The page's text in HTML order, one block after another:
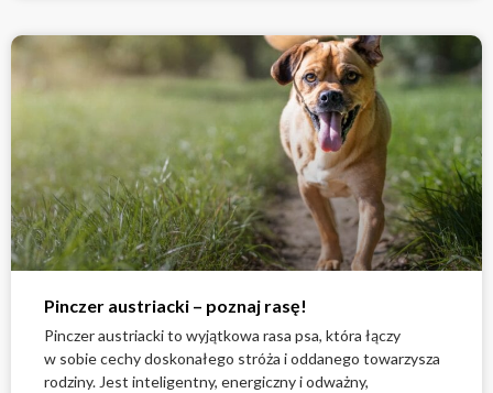
Pinczer austriacki – poznaj rasę!
Pinczer austriacki to wyjątkowa rasa psa, która łączy
w sobie cechy doskonałego stróża i oddanego towarzysza
rodziny. Jest inteligentny, energiczny i odważny,